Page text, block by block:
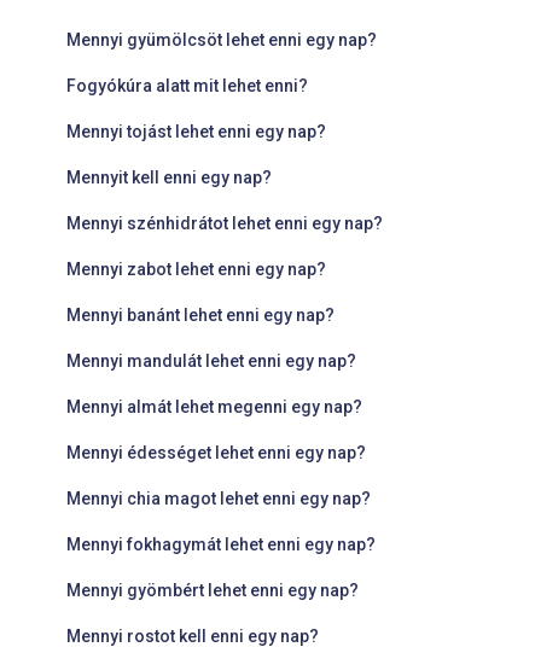
Mennyi gyümölcsöt lehet enni egy nap?
Fogyókúra alatt mit lehet enni?
Mennyi tojást lehet enni egy nap?
Mennyit kell enni egy nap?
Mennyi szénhidrátot lehet enni egy nap?
Mennyi zabot lehet enni egy nap?
Mennyi banánt lehet enni egy nap?
Mennyi mandulát lehet enni egy nap?
Mennyi almát lehet megenni egy nap?
Mennyi édességet lehet enni egy nap?
Mennyi chia magot lehet enni egy nap?
Mennyi fokhagymát lehet enni egy nap?
Mennyi gyömbért lehet enni egy nap?
Mennyi rostot kell enni egy nap?